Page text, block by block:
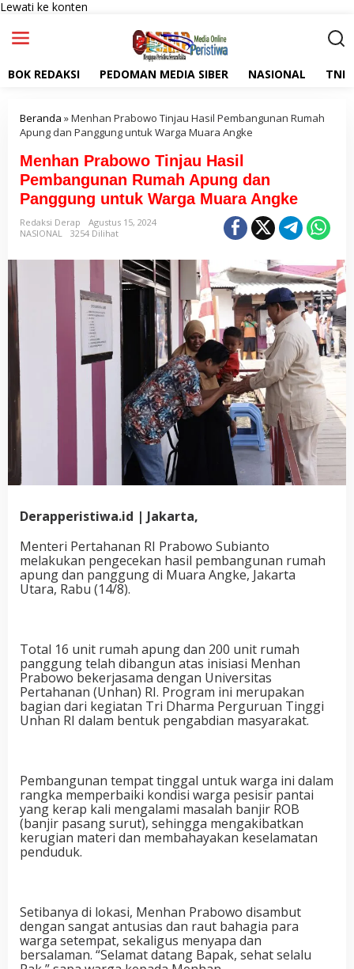
Lewati ke konten
BOK REDAKSI PEDOMAN MEDIA SIBER NASIONAL TNI
Beranda »Menhan Prabowo Tinjau Hasil Pembangunan Rumah
Apung dan Panggung untuk Warga Muara Angke
Menhan Prabowo Tinjau Hasil
Pembangunan Rumah Apung dan
Panggung untuk Warga Muara Angke
Redaksi Derap
Agustus 15, 2024
NASIONAL
3254 Dilihat
Derapperistiwa.id | Jakarta,
Menteri Pertahanan RI Prabowo Subianto
melakukan pengecekan hasil pembangunan rumah
apung dan panggung di Muara Angke, Jakarta
Utara, Rabu (14/8).
Total 16 unit rumah apung dan 200 unit rumah
panggung telah dibangun atas inisiasi Menhan
Prabowo bekerjasama dengan Universitas
Pertahanan (Unhan) RI. Program ini merupakan
bagian dari kegiatan Tri Dharma Perguruan Tinggi
Unhan RI dalam bentuk pengabdian masyarakat.
Pembangunan tempat tinggal untuk warga ini dalam
rangka memperbaiki kondisi warga pesisir pantai
yang kerap kali mengalami masalah banjir ROB
(banjir pasang surut), sehingga mengakibatkan
kerugian materi dan membahayakan keselamatan
penduduk.
Setibanya di lokasi, Menhan Prabowo disambut
dengan sangat antusias dan raut bahagia para
warga setempat, sekaligus menyapa dan
bersalaman. “Selamat datang Bapak, sehat selalu